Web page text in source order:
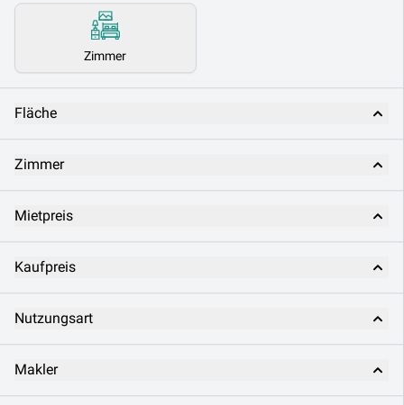
Zimmer
Fläche
Zimmer
Mietpreis
Kaufpreis
Nutzungsart
Makler